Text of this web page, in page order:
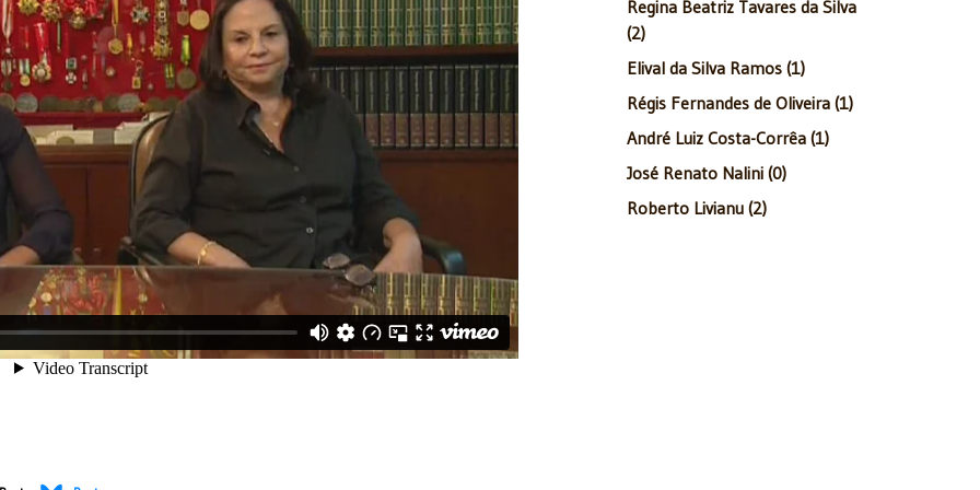
Regina Beatriz Tavares da Silva
(2)
Elival da Silva Ramos (1)
Régis Fernandes de Oliveira (1)
André Luiz Costa-Corrêa (1)
José Renato Nalini (0)
Roberto Livianu (2)